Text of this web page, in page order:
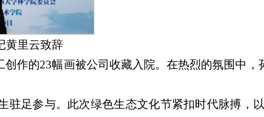
黄里云致辞
作的23幅画被公司收藏入院。在热烈的氛围中，
足参与。此次绿色生态文化节紧扣时代脉搏，